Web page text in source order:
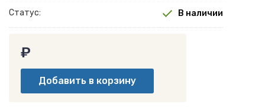
Статус: В наличии
₽